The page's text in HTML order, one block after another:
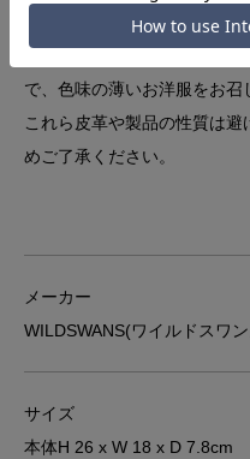
・革のシボやシワ感には個
で、色味の薄いお洋服をお召
これら皮革や製品の性質は
めご了承ください。
メーカー
WILDSWANS(ワイルドスワ
サイズ
本体H 26 x W 18 x D 7.8cm